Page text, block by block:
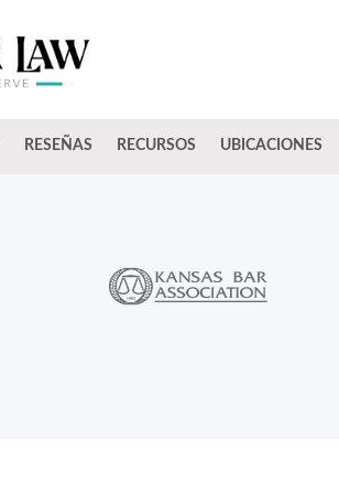
RESEÑAS RECURSOS UBICACIONES